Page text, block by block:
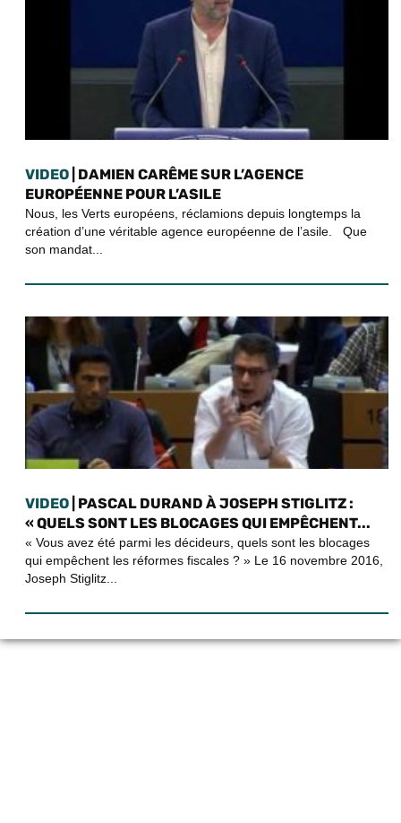
VIDEO | DAMIEN CARÊME SUR L’AGENCE
EUROPÉENNE POUR L’ASILE
Nous, les Verts européens, réclamions depuis longtemps la
création d’une véritable agence européenne de l’asile. Que
son mandat...
VIDEO | PASCAL DURAND À JOSEPH STIGLITZ :
« QUELS SONT LES BLOCAGES QUI EMPÊCHENT...
« Vous avez été parmi les décideurs, quels sont les blocages
qui empêchent les réformes fiscales ? » Le 16 novembre 2016,
Joseph Stiglitz...